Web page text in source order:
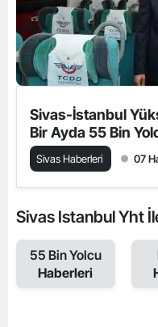
Sivas-İstanbul
Bir Ayda 55 Bin
Sivas Haberleri 07
Sivas Istanbul Yht
55 Bin Yolcu
Haberleri